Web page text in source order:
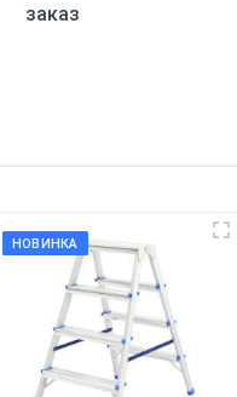
заказ
НОВИНКА